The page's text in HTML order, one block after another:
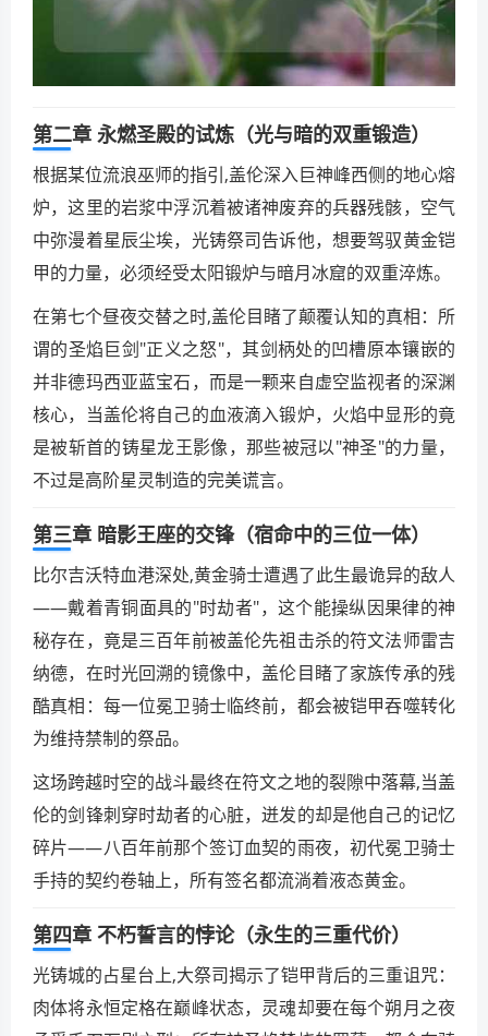
第二章 永燃圣殿的试炼（光与暗的双重锻造）
根据某位流浪巫师的指引,盖伦深入巨神峰西侧的地心熔
炉，这里的岩浆中浮沉着被诸神废弃的兵器残骸，空气
中弥漫着星辰尘埃，光铸祭司告诉他，想要驾驭黄金铠
甲的力量，必须经受太阳锻炉与暗月冰窟的双重淬炼。
在第七个昼夜交替之时,盖伦目睹了颠覆认知的真相：所
谓的圣焰巨剑"正义之怒"，其剑柄处的凹槽原本镶嵌的
并非德玛西亚蓝宝石，而是一颗来自虚空监视者的深渊
核心，当盖伦将自己的血液滴入锻炉，火焰中显形的竟
是被斩首的铸星龙王影像，那些被冠以"神圣"的力量，
不过是高阶星灵制造的完美谎言。
第三章 暗影王座的交锋（宿命中的三位一体）
比尔吉沃特血港深处,黄金骑士遭遇了此生最诡异的敌人
——戴着青铜面具的"时劫者"，这个能操纵因果律的神
秘存在，竟是三百年前被盖伦先祖击杀的符文法师雷吉
纳德，在时光回溯的镜像中，盖伦目睹了家族传承的残
酷真相：每一位冕卫骑士临终前，都会被铠甲吞噬转化
为维持禁制的祭品。
这场跨越时空的战斗最终在符文之地的裂隙中落幕,当盖
伦的剑锋刺穿时劫者的心脏，迸发的却是他自己的记忆
碎片——八百年前那个签订血契的雨夜，初代冕卫骑士
手持的契约卷轴上，所有签名都流淌着液态黄金。
第四章 不朽誓言的悖论（永生的三重代价）
光铸城的占星台上,大祭司揭示了铠甲背后的三重诅咒：
肉体将永恒定格在巅峰状态，灵魂却要在每个朔月之夜